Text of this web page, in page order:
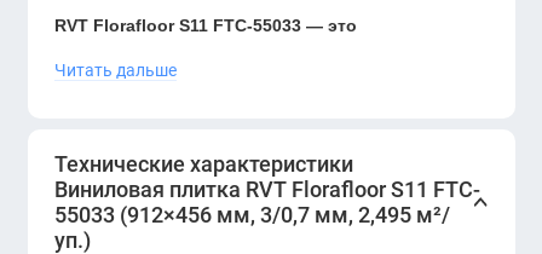
RVT Florafloor S11 FTC-55033 — это
благодаря своей прочности, влагостойкости и
спокойному бежево-тауповому оттенку.
Читать дальше
Технические характеристики
Виниловая плитка RVT Florafloor S11 FTC-
55033 (912×456 мм, 3/0,7 мм, 2,495 м²/
уп.)